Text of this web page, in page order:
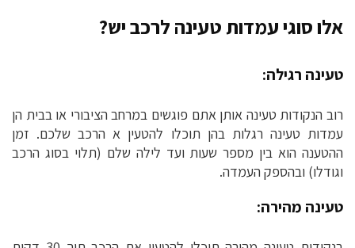
אלו סוגי עמדות טעינה לרכב יש?
טעינה רגילה:
רוב הנקודות טעינה אותן אתם פוגשים במרחב הציבורי או בבית הן
עמדות טעינה רגלות בהן תוכלו להטעין א הרכב שלכם. זמן
ההטענה הוא בין מספר שעות ועד לילה שלם (תלוי בסוג הרכב
וגודלו) ובהספק העמדה.
טעינה מהירה: